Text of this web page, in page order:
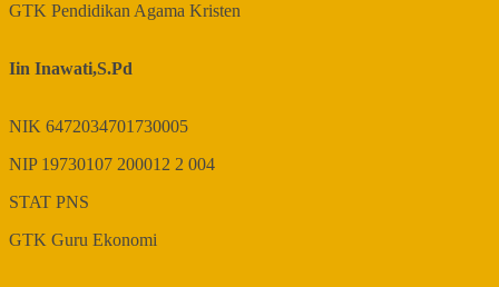
GTK Pendidikan Agama Kristen
Iin Inawati,S.Pd
NIK 6472034701730005
NIP 19730107 200012 2 004
STAT PNS
GTK Guru Ekonomi